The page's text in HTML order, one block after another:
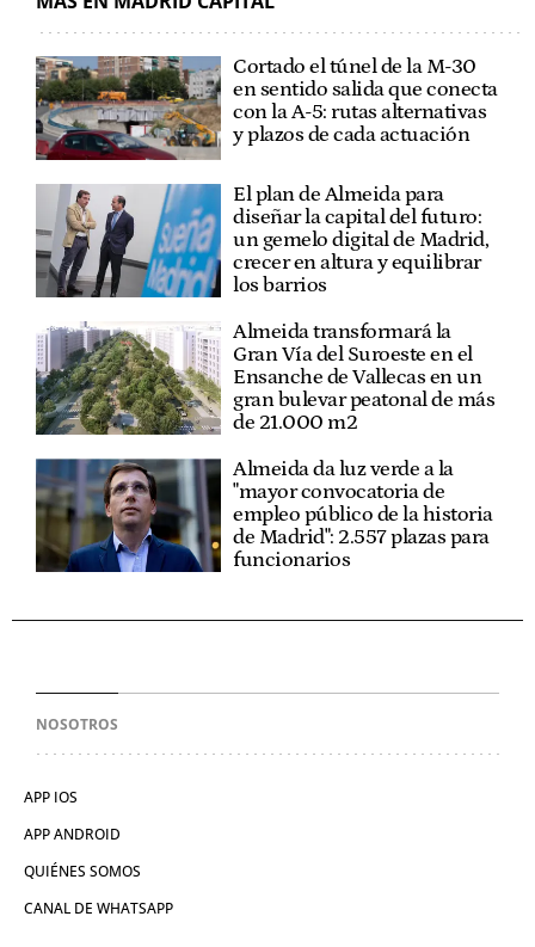
Cortado el túnel de la M-30
en sentido salida que conecta
con la A-5: rutas alternativas
y plazos de cada actuación
El plan de Almeida para
diseñar la capital del futuro:
un gemelo digital de Madrid,
crecer en altura y equilibrar
los barrios
Almeida transformará la
Gran Vía del Suroeste en el
Ensanche de Vallecas en un
gran bulevar peatonal de más
de 21.000 m2
Almeida da luz verde a la
"mayor convocatoria de
empleo público de la historia
de Madrid": 2.557 plazas para
funcionarios
NOSOTROS
APP IOS
APP ANDROID
QUIÉNES SOMOS
CANAL DE WHATSAPP